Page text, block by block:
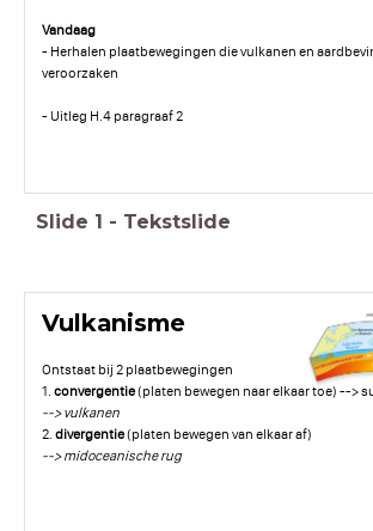
Vandaag
- Herhalen plaatbewegingen die vulkanen en
veroorzaken
- Uitleg H.4 paragraaf 2
Slide 1 - Tekstslide
Vulkanisme
Ontstaat bij 2 plaatbewegingen
1. convergentie(platen bewegen naar elkaar toe) -->
--> vulkanen
2. divergentie(platen bewegen van elkaar af)
--> midoceanische rug